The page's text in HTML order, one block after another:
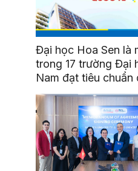
Đại học Hoa Sen là
trong 17 trường Đại
Nam đạt tiêu chuẩn